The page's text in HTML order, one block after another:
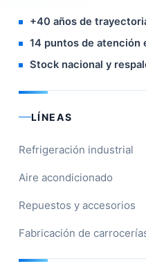
+40 años de
14 puntos de atención
Stock nacional y
LÍNEAS
Refrigeración industrial
Aire acondicionado
Repuestos y accesorios
Fabricación de